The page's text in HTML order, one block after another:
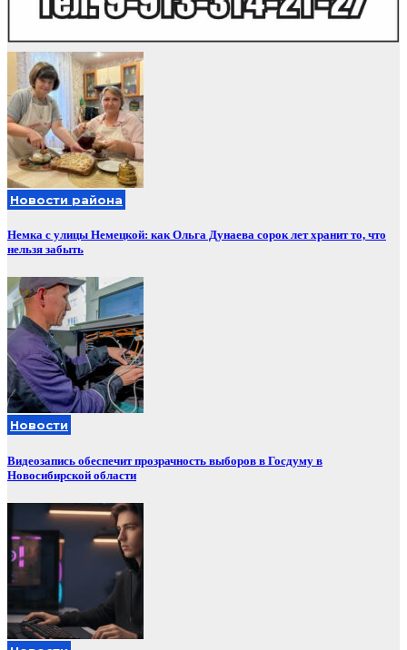
Новости района
Немка с улицы Немецкой: как Ольга Дунаева сорок лет хранит то, что
нельзя забыть
Новости
Видеозапись обеспечит прозрачность выборов в Госдуму в
Новосибирской области